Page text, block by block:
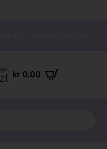
kr 0,00